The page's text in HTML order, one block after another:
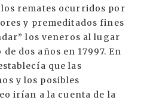
remates ocurridos por
y premeditados fines
los veneros al lugar
dos años en 17997. En
que las
y los posibles
irían a la cuenta de la